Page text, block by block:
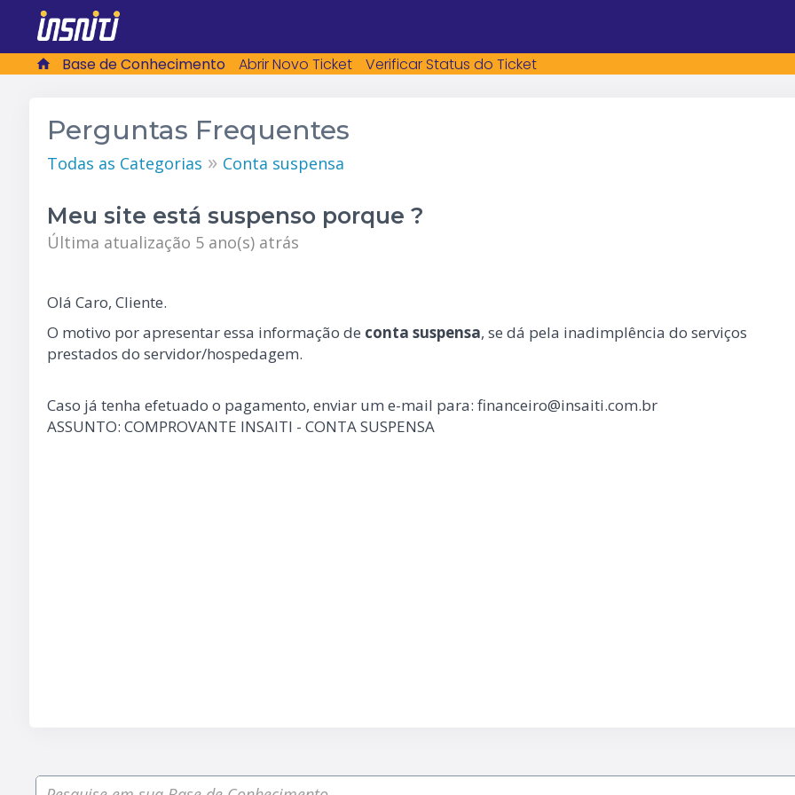
Base de Conhecimento Abrir Novo Ticket Verificar Status do Ticket
Perguntas Frequentes
Todas as Categorias » Conta suspensa
Meu site está suspenso porque ?
Última atualização 5 ano(s) atrás
Olá Caro, Cliente.
O motivo por apresentar essa informação de conta suspensa, se dá pela inadimplência do serviços
prestados do servidor/hospedagem.
Caso já tenha efetuado o pagamento, enviar um e-mail para: financeiro@insaiti.com.br
ASSUNTO: COMPROVANTE INSAITI - CONTA SUSPENSA